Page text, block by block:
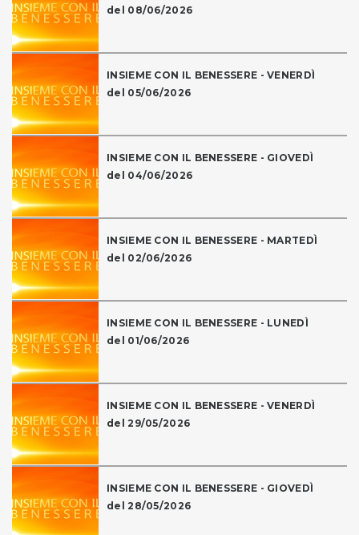
del 08/06/2026
INSIEME CON IL BENESSERE - VENERDÌ
del 05/06/2026
INSIEME CON IL BENESSERE - GIOVEDÌ
del 04/06/2026
INSIEME CON IL BENESSERE - MARTEDÌ
del 02/06/2026
INSIEME CON IL BENESSERE - LUNEDÌ
del 01/06/2026
INSIEME CON IL BENESSERE - VENERDÌ
del 29/05/2026
INSIEME CON IL BENESSERE - GIOVEDÌ
del 28/05/2026